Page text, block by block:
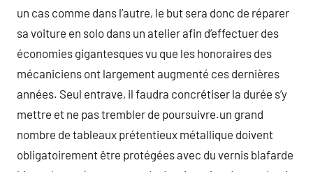
un cas comme dans l’autre, le but sera donc de réparer
sa voiture en solo dans un atelier afin d’effectuer des
économies gigantesques vu que les honoraires des
mécaniciens ont largement augmenté ces dernières
années. Seul entrave, il faudra concrétiser la durée s’y
mettre et ne pas trembler de poursuivre.un grand
nombre de tableaux prétentieux métallique doivent
obligatoirement être protégées avec du vernis blafarde